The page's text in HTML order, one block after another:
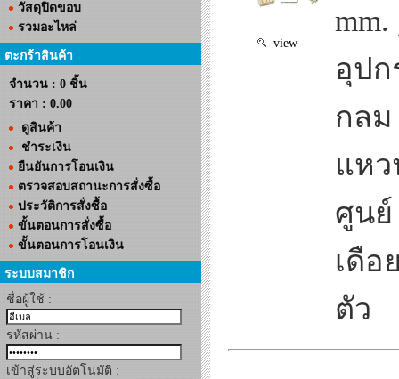
วัสดุปิดขอบ
รวมอะไหล่
ตะกร้าสินค้า
จำนวน : 0 ชิ้น
ราคา : 0.00
ดูสินค้า
ชำระเงิน
ยืนยันการโอนเงิน
ตรวจสอบสถานะการสั่งซื้อ
ประวัติการสั่งซื้อ
ขั้นตอนการสั่งซื้อ
ขั้นตอนการโอนเงิน
ระบบสมาชิก
ชื่อผู้ใช้ :
รหัสผ่าน :
เข้าสู่ระบบอัตโนมัติ :
view
mm.
อุปก
กลม
แหว
ศูนย์
เดือ
ตัว